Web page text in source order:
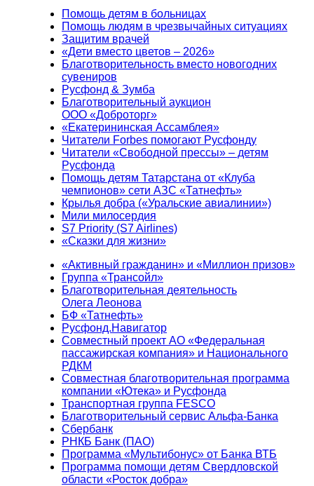
Помощь детям в больницах
Помощь людям в чрезвычайных ситуациях
Защитим врачей
«Дети вместо цветов – 2026»
Благотворительность вместо новогодних
сувениров
Русфонд & Зумба
Благотворительный аукцион
ООО «Доброторг»
«Екатерининская Ассамблея»
Читатели Forbes помогают Русфонду
Читатели «Свободной прессы» – детям
Русфонда
Помощь детям Татарстана от «Клуба
чемпионов» сети АЗС «Татнефть»
Крылья добра («Уральские авиалинии»)
Мили милосердия
S7 Priority (S7 Airlines)
«Сказки для жизни»
«Активный гражданин» и «Миллион призов»
Группа «Трансойл»
Благотворительная деятельность
Олега Леонова
БФ «Татнефть»
Русфонд.Навигатор
Совместный проект АО «Федеральная
пассажирская компания» и Национального
РДКМ
Совместная благотворительная программа
компании «Ютека» и Русфонда
Транспортная группа FESCO
Благотворительный сервис Альфа-Банка
Сбербанк
РНКБ Банк (ПАО)
Программа «Мультибонус» от Банка ВТБ
Программа помощи детям Свердловской
области «Росток добра»